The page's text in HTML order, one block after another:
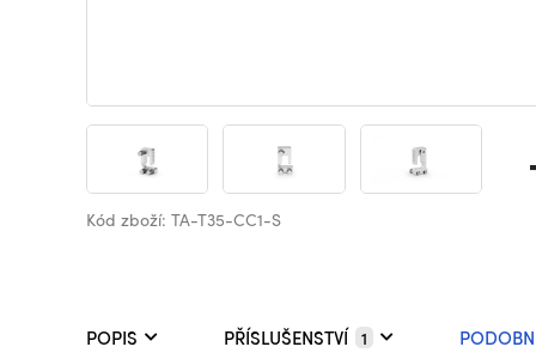
Kód zboží: TA-T35-CC1-S
POPIS PŘÍSLUŠENSTVÍ 1